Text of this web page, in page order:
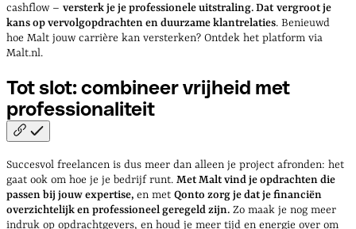
cashflow – versterk je je professionele uitstraling. Dat vergroot je
kans op vervolgopdrachten en duurzame klantrelaties. Benieuwd
hoe Malt jouw carrière kan versterken? Ontdek het platform via
Malt.nl.
Tot slot: combineer vrijheid met
professionaliteit
Succesvol freelancen is dus meer dan alleen je project afronden: het
gaat ook om hoe je je bedrijf runt. Met Malt vind je opdrachten die
passen bij jouw expertise, en met Qonto zorg je dat je financiën
overzichtelijk en professioneel geregeld zijn. Zo maak je nog meer
indruk op opdrachtgevers, en houd je meer tijd en energie over om